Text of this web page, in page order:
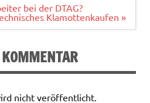
bei der DTAG?
Klamottenkaufen »
nicht veröffentlicht.